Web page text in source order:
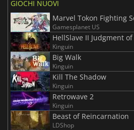
GIOCHI NUOVI
Marvel Tokon Fighting
Gamesplanet US
HellSlave II Judgment
Kinguin
Big Walk
Kinguin
Kill The Shadow
Kinguin
Retrowave 2
Kinguin
Beast of Reincarnation
LDShop